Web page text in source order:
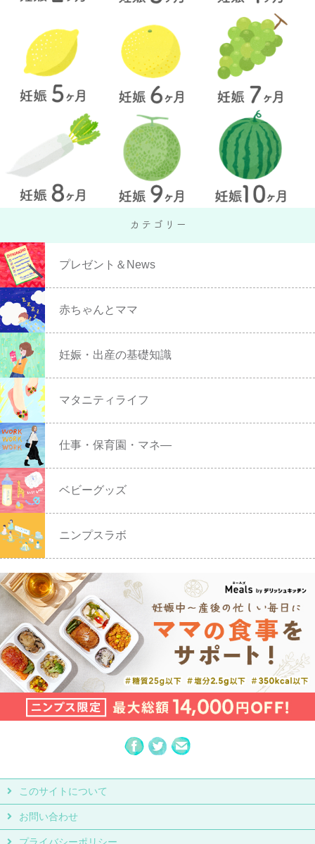
プレゼント＆News
赤ちゃんとママ
妊娠・出産の基礎知識
マタニティライフ
仕事・保育園・マネ―
ベビーグッズ
ニンプスラボ
このサイトについて
お問い合わせ